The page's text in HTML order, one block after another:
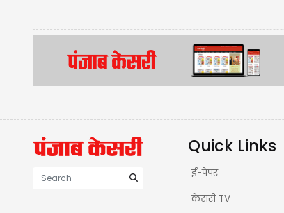
Quick Links
ई-पेपर
केसरी TV